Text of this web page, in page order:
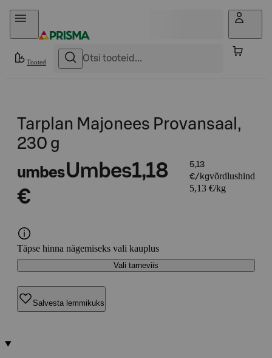
Otse sisu juurde
Tooted
Tarplan Majonees Provansaal,
230 g
umbesUmbes1,18
€
5,13
€/kgvõrdlushind
5,13 €/kg
Täpse hinna nägemiseks vali kauplus
Vali tarneviis
Salvesta lemmikuks